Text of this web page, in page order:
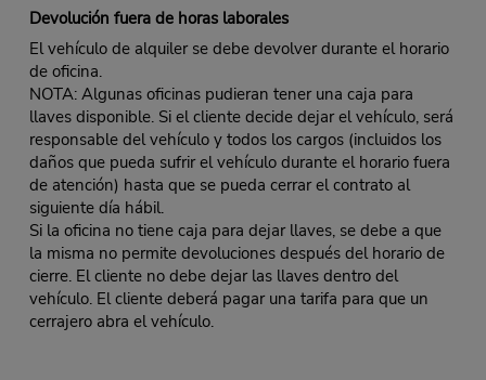
Devolución fuera de horas laborales
El vehículo de alquiler se debe devolver durante el horario
de oficina.
NOTA: Algunas oficinas pudieran tener una caja para
llaves disponible. Si el cliente decide dejar el vehículo, será
responsable del vehículo y todos los cargos (incluidos los
daños que pueda sufrir el vehículo durante el horario fuera
de atención) hasta que se pueda cerrar el contrato al
siguiente día hábil.
Si la oficina no tiene caja para dejar llaves, se debe a que
la misma no permite devoluciones después del horario de
cierre. El cliente no debe dejar las llaves dentro del
vehículo. El cliente deberá pagar una tarifa para que un
cerrajero abra el vehículo.